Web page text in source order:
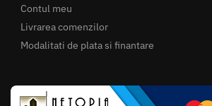
Contul meu
Livrarea comenzilor
Modalitati de plata si finantare